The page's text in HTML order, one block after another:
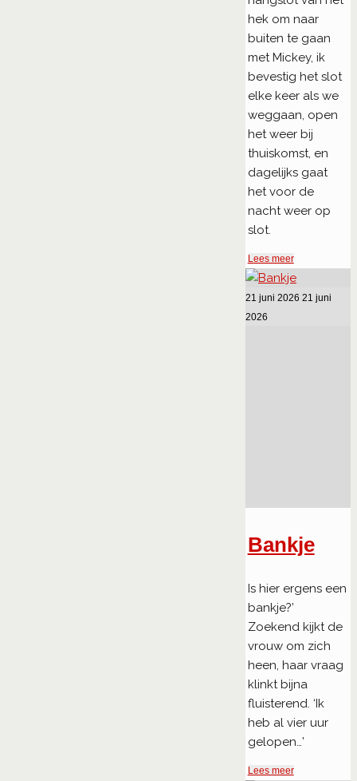
hek om naar
buiten te gaan
met Mickey, ik
bevestig het slot
elke keer als we
weggaan, open
het weer bij
thuiskomst, en
dagelijks gaat
het voor de
nacht weer op
slot.
Lees meer"Rooster"
21 juni 2026 21 juni
2026
Bankje
Is hier ergens een
bankje?’
Zoekend kijkt de
vrouw om zich
heen, haar vraag
klinkt bijna
fluisterend. ‘Ik
heb al vier uur
gelopen…’
Lees meer"Bankje"